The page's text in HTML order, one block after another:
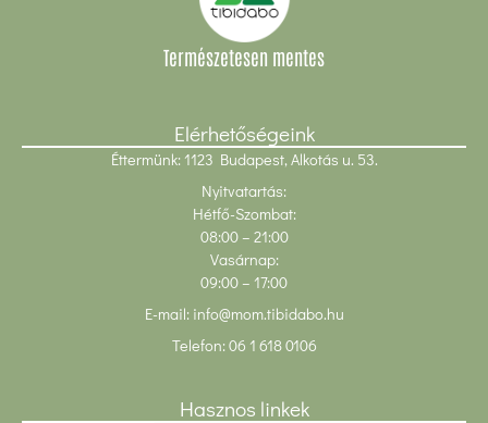
Természetesen mentes
Elérhetőségeink
Éttermünk: 1123 Budapest, Alkotás u. 53.
Nyitvatartás:
Hétfő-Szombat:
08:00 – 21:00
Vasárnap:
09:00 – 17:00
E-mail: info@mom.tibidabo.hu
Telefon:06 1 618 0106
Hasznos linkek